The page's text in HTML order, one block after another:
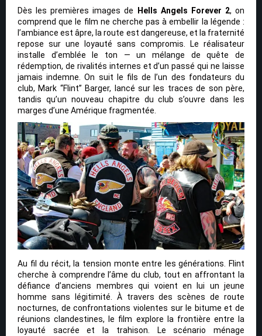
Dès les premières images de Hells Angels Forever 2, on
comprend que le film ne cherche pas à embellir la légende :
l’ambiance est âpre, la route est dangereuse, et la fraternité
repose sur une loyauté sans compromis. Le réalisateur
installe d’emblée le ton — un mélange de quête de
rédemption, de rivalités internes et d’un passé qui ne laisse
jamais indemne. On suit le fils de l’un des fondateurs du
club, Mark “Flint” Barger, lancé sur les traces de son père,
tandis qu’un nouveau chapitre du club s’ouvre dans les
marges d’une Amérique fragmentée.
Au fil du récit, la tension monte entre les générations. Flint
cherche à comprendre l’âme du club, tout en affrontant la
défiance d’anciens membres qui voient en lui un jeune
homme sans légitimité. À travers des scènes de route
nocturnes, de confrontations violentes sur le bitume et de
réunions clandestines, le film explore la frontière entre la
loyauté sacrée et la trahison. Le scénario ménage